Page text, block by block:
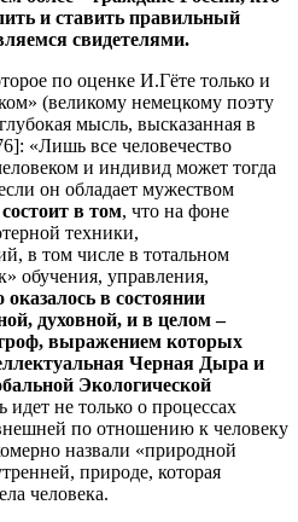
и ставить правильный
свидетелями.
по оценке И.Гёте только и
(великому немецкому поэту
мысль, высказанная в
«Лишь все человечество
и индивид может тогда
он обладает мужеством
состоит в том, что на фоне
техники,
в том числе в тотальном
обучения, управления,
оказалось в состоянии
духовной, и в целом –
выражением которых
Черная Дыра и
Экологической
идет не только о процессах
по отношению к человеку
назвали «природной
природе, которая
человека.